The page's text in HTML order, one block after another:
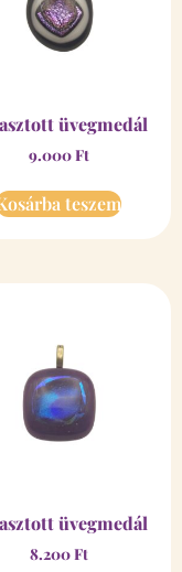
üvegmedál
9.000Ft
teszem
üvegmedál
8.200Ft